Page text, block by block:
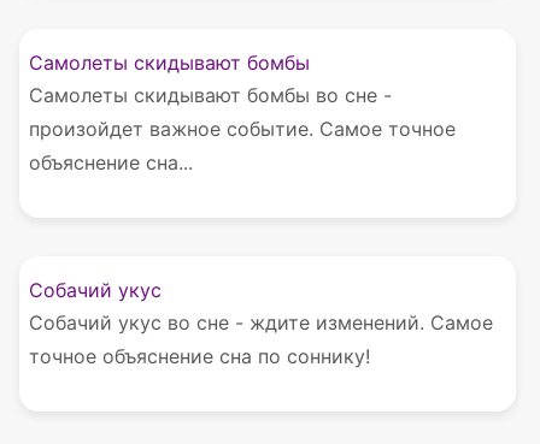
Самолеты скидывают бомбы
Самолеты скидывают бомбы во сне -
произойдет важное событие. Самое точное
объяснение сна...
Собачий укус
Собачий укус во сне - ждите изменений. Самое
точное объяснение сна по соннику!